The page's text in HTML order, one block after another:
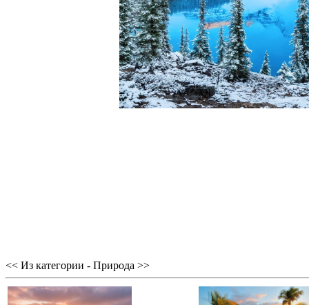
<< Из категории - Природа >>